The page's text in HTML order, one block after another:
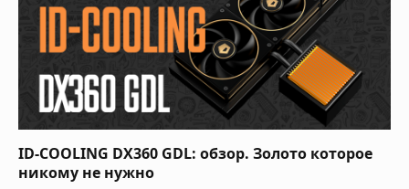
ID-COOLING DX360 GDL: обзор. Золото которое
никому не нужно